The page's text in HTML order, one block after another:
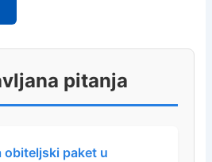
pitanja
obiteljski paket u